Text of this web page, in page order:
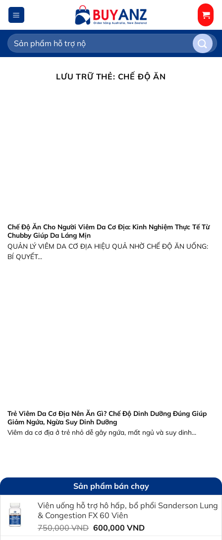
Chuyển
đến
nội
dung
Tìm
kiếm:
LƯU TRỮ THẺ: CHẾ ĐỘ ĂN
Chế Độ Ăn Cho Người Viêm Da Cơ Địa: Kinh Nghiệm Thực Tế Từ
Chubby Giúp Da Láng Mịn
QUẢN LÝ VIÊM DA CƠ ĐỊA HIỆU QUẢ NHỜ CHẾ ĐỘ ĂN UỐNG:
BÍ QUYẾT...
Trẻ Viêm Da Cơ Địa Nên Ăn Gì? Chế Độ Dinh Dưỡng Đúng Giúp
Giảm Ngứa, Ngừa Suy Dinh Dưỡng
Viêm da cơ địa ở trẻ nhỏ dễ gây ngứa, mất ngủ và suy dinh...
Sản phẩm bán chạy
Viên uống hỗ trợ hô hấp, bổ phổi Sanderson Lung
& Congestion FX 60 Viên
750,000VND Giá
600,000 VNDGiá